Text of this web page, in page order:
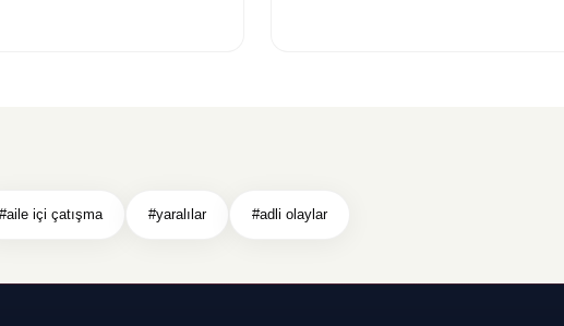
#aile içi çatışma #yaralılar #adli olaylar